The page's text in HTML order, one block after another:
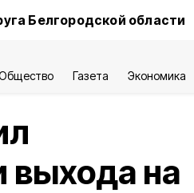
Белгородской области
Газета Экономика
выхода на